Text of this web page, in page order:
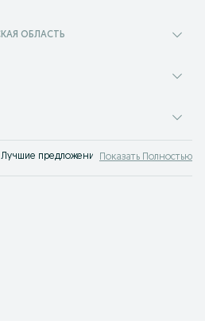
ОБЛАСТЬ
предложения купить крепежные
Показать Полностью